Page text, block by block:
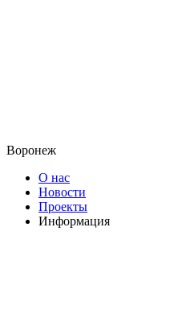
Воронеж
О нас
Новости
Проекты
Информация